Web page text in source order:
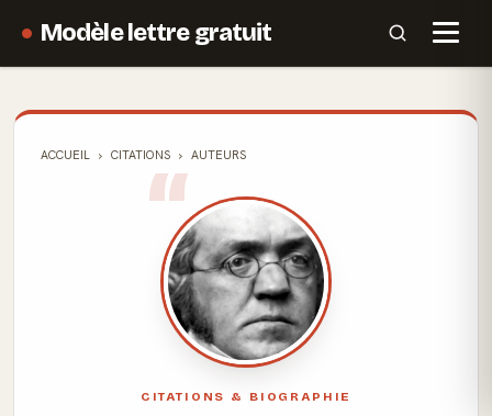
Modèle lettre gratuit
ACCUEIL CITATIONS AUTEURS
CITATIONS & BIOGRAPHIE